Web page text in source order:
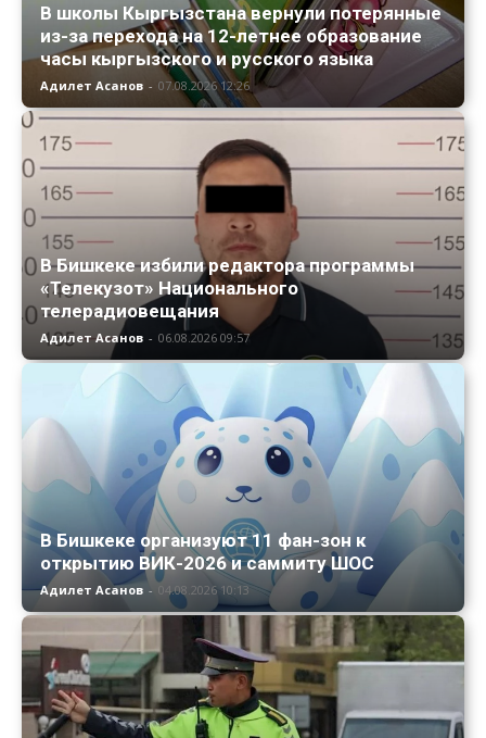
В школы Кыргызстана вернули потерянные
из-за перехода на 12-летнее образование
часы кыргызского и русского языка
Адилет Асанов - 07.08.2026 12:26
В Бишкеке избили редактора программы
«Телекузот» Национального
телерадиовещания
Адилет Асанов - 06.08.2026 09:57
В Бишкеке организуют 11 фан-зон к
открытию ВИК-2026 и саммиту ШОС
Адилет Асанов - 04.08.2026 10:13